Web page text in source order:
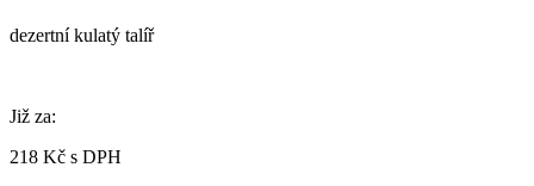
dezertní kulatý talíř
Již za:
218 Kč s DPH